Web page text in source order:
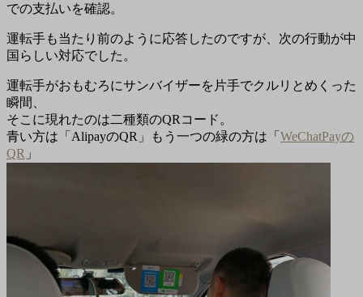
での支払いを確認。
運転手も当たり前のように応答したのですが、次の行動が中
国らしい対応でした。
運転手がおもむろにサンバイザーを片手でクルリとめくった
瞬間、
そこに現れたのは二種類のQRコード。
青い方は「AlipayのQR」もう一つの緑の方は「 WeChatPayの
QR 」